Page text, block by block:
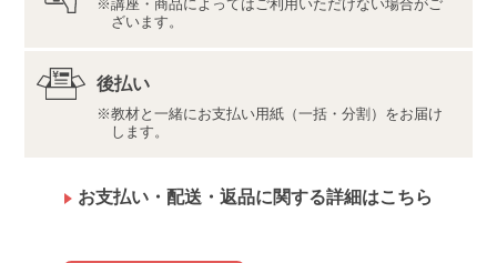
インターネット接続料金等はお客様のご負担となりま
す。通信量の上限のない、または上限に余裕のある回
講座・商品によってはご利用いただけない場合がご
ざいます。
後払い
教材と一緒にお支払い用紙（一括・分割）をお届け
します。
お支払い・配送・返品に関する詳細はこちら